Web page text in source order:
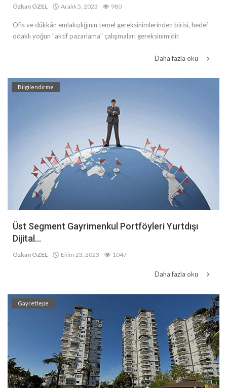
Özkan ÖZEL Aralık 5, 2023 980
Ofis ve dükkân emlakçılığının temel gereksinimlerinden birisi, hedef
odaklı yoğun "aktif pazarlama" çalışmaları gereksinimidir.
Daha fazla oku
Bilgilendirme
Üst Segment Gayrimenkul Portföyleri Yurtdışı
Dijital...
Özkan ÖZEL Ekim 23, 2023 1047
Daha fazla oku
Gayrettepe